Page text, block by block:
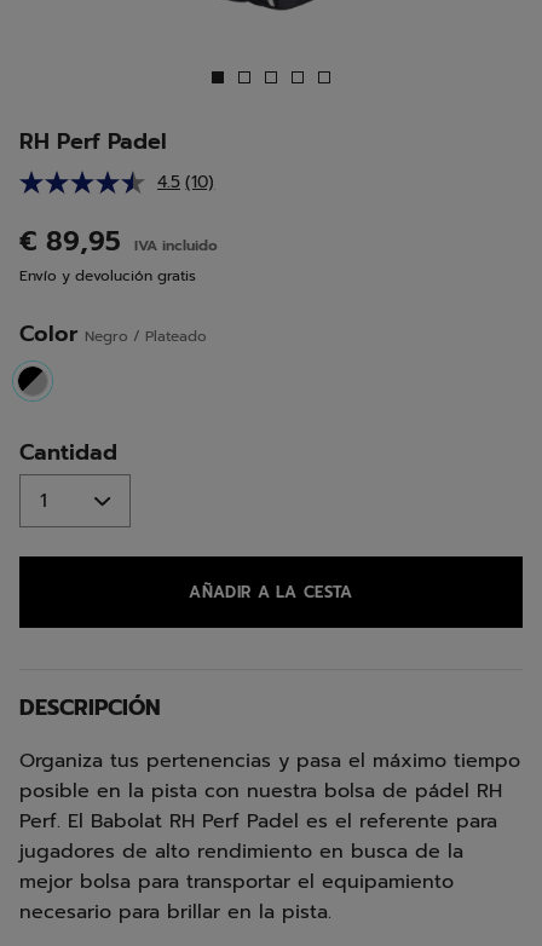
RH Perf Padel
4.5 Lea
Enlace
en
la
página.
(10)
€ 89,95
IVA incluido
Envío y devolución gratis
Color Negro / Plateado
selected
Cantidad
AÑADIR A LA CESTA
DESCRIPCIÓN
Organiza tus pertenencias y pasa el máximo tiempo
posible en la pista con nuestra bolsa de pádel RH
Perf. El Babolat RH Perf Padel es el referente para
jugadores de alto rendimiento en busca de la
mejor bolsa para transportar el equipamiento
necesario para brillar en la pista.